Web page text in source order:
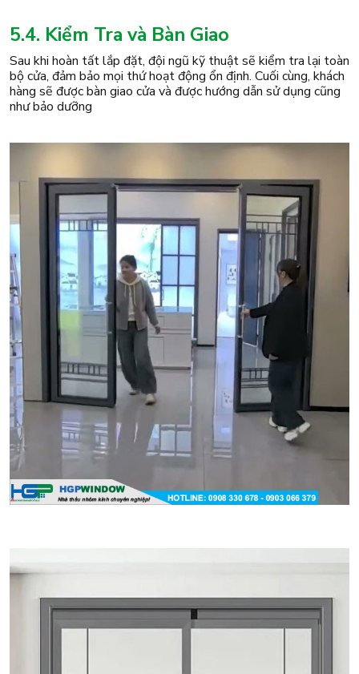
5.4. Kiểm Tra và Bàn Giao
Sau khi hoàn tất lắp đặt, đội ngũ kỹ thuật sẽ kiểm tra lại toàn
bộ cửa, đảm bảo mọi thứ hoạt động ổn định. Cuối cùng, khách
hàng sẽ được bàn giao cửa và được hướng dẫn sử dụng cũng
như bảo dưỡng